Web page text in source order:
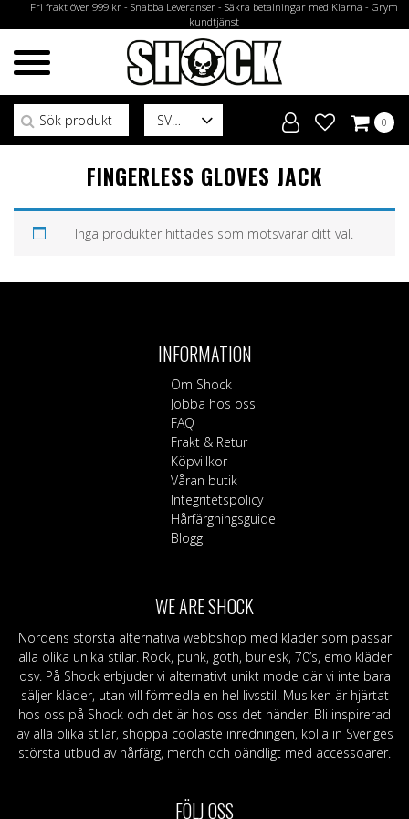
Fri frakt över 999 kr - Snabba Leveranser - Säkra betalningar med Klarna - Grym
kundtjänst
SV
Sök efter:
0
FINGERLESS GLOVES JACK
Inga produkter hittades som motsvarar ditt val.
INFORMATION
Om Shock
Jobba hos oss
FAQ
Frakt & Retur
Köpvillkor
Våran butik
Integritetspolicy
Hårfärgningsguide
Blogg
WE ARE SHOCK
Nordens största alternativa webbshop med kläder som passar
alla olika unika stilar. Rock, punk, goth, burlesk, 70’s, emo kläder
osv. På Shock erbjuder vi alternativt unikt mode där vi inte bara
säljer kläder, utan vill förmedla en hel livsstil. Musiken är hjärtat
hos oss på Shock och det är hos oss det händer. Bli inspirerad
av alla olika stilar, shoppa coolaste inredningen, kolla in Sveriges
största utbud av hårfärg, merch och oändligt med accessoarer.
FÖLJ OSS